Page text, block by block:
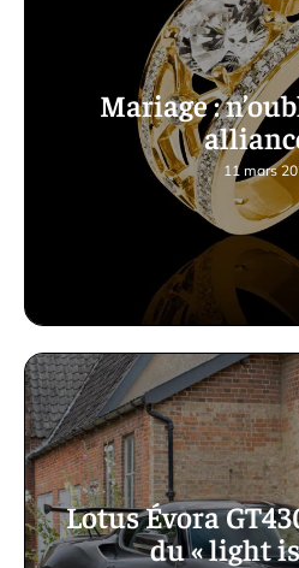
Mariage :
11 mars
Lotus Évora
du « light